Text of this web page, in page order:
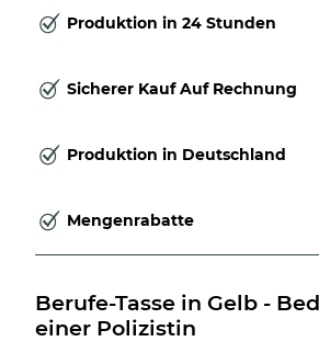
Produktion in 24 Stunden
Sicherer Kauf Auf Rechnung
Produktion in Deutschland
Mengenrabatte
Berufe-Tasse in Gelb -
einer Polizistin